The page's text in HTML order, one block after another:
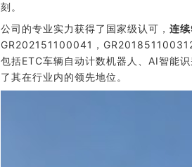
刻。
公司的专业实力获得了国家级认可， 连
GR202151100041，
包括ETC车辆自动计数机器人、AI智能
了其在行业内的领先地位。